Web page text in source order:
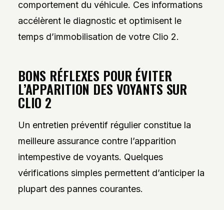
comportement du véhicule. Ces informations
accélèrent le diagnostic et optimisent le
temps d’immobilisation de votre Clio 2.
BONS RÉFLEXES POUR ÉVITER
L’APPARITION DES VOYANTS SUR
CLIO 2
Un entretien préventif régulier constitue la
meilleure assurance contre l’apparition
intempestive de voyants. Quelques
vérifications simples permettent d’anticiper la
plupart des pannes courantes.